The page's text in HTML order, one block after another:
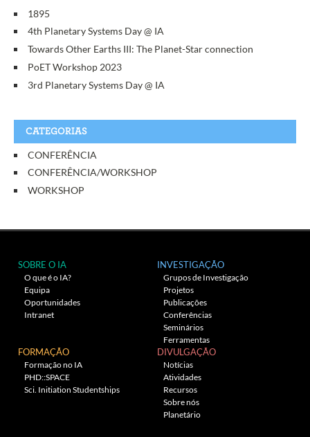
1895
4th Planetary Systems Day @ IA
Towards Other Earths III: The Planet-Star connection
PoET Workshop 2023
3rd Planetary Systems Day @ IA
CATEGORIAS
CONFERÊNCIA
CONFERÊNCIA/WORKSHOP
WORKSHOP
SOBRE O IA
O que é o IA?
Equipa
Oportunidades
Intranet
INVESTIGAÇÃO
Grupos de Investigação
Projetos
Publicações
Conferências
Seminários
Ferramentas
FORMAÇÃO
Formação no IA
PHD::SPACE
Sci. Initiation Studentships
DIVULGAÇÃO
Notícias
Atividades
Recursos
Sobre nós
Planetário